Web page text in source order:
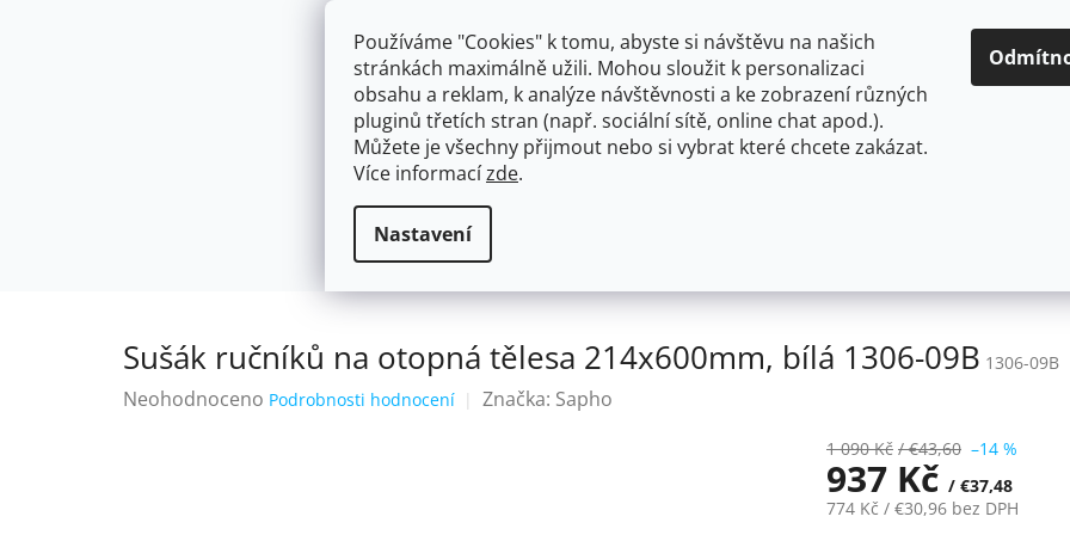
Používáme "Cookies" k tomu, abyste si návštěvu na našich
stránkách maximálně užili. Mohou sloužit k personalizaci
obsahu a reklam, k analýze návštěvnosti a ke zobrazení různých
pluginů třetích stran (např. sociální sítě, online chat apod.).
Můžete je všechny přijmout nebo si vybrat které chcete zakázat.
Více informacízde.
Nastavení
HLEDAT
NÁSTĚNNÉ 150/100MM SE SPRCHOU
Držáky na Ručníky a Utěrky Sušák ručníků na otopná tělesa 214x600mm, bílá 1306-09B
Sušák ručníků na otopná tělesa 214x600mm, bílá 1306-09B 1306-09B
Průměrné
Neohodnoceno Podrobnosti hodnocení Značka: Sapho
1 090 Kč / €43,60 –14 %
937 Kč / €37,48
774 Kč / €30,96 bez DPH